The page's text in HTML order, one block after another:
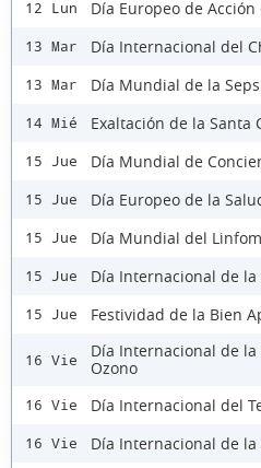
12 Lun Día Europeo de
13 Mar Día Internacional del
13 Mar Día Mundial de la
14 Mié Exaltación de la Santa
15 Jue Día Mundial de
15 Jue Día Europeo de la
15 Jue Día Mundial del
15 Jue Día Internacional de la
15 Jue Festividad de la Bien
16 Vie
Día Internacional de
Ozono
16 Vie Día Internacional del
16 Vie Día Internacional de